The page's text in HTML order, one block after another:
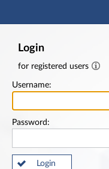
Login
for registered users
Username:
Password:
Login